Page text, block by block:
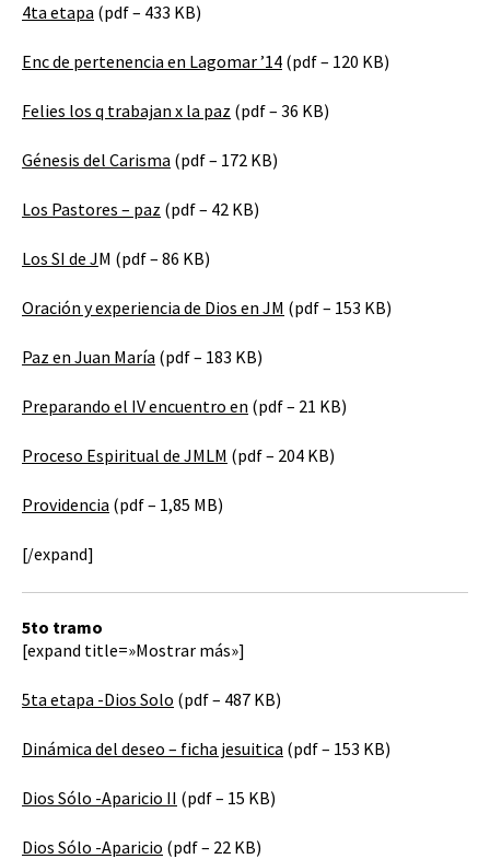
4ta etapa (pdf – 433 KB)
Enc de pertenencia en Lagomar ’14 (pdf – 120 KB)
Felies los q trabajan x la paz (pdf – 36 KB)
Génesis del Carisma (pdf – 172 KB)
Los Pastores – paz (pdf – 42 KB)
Los SI de JM (pdf – 86 KB)
Oración y experiencia de Dios en JM (pdf – 153 KB)
Paz en Juan María (pdf – 183 KB)
Preparando el IV encuentro en (pdf – 21 KB)
Proceso Espiritual de JMLM (pdf – 204 KB)
Providencia (pdf – 1,85 MB)
[/expand]
5to tramo
[expand title=»Mostrar más»]
5ta etapa -Dios Solo (pdf – 487 KB)
Dinámica del deseo – ficha jesuitica (pdf – 153 KB)
Dios Sólo -Aparicio II (pdf – 15 KB)
Dios Sólo -Aparicio (pdf – 22 KB)